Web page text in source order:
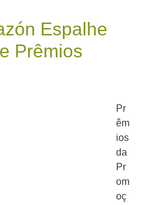
Espalhe
Prêmios
Pr
êm
ios
da
Pr
om
oç